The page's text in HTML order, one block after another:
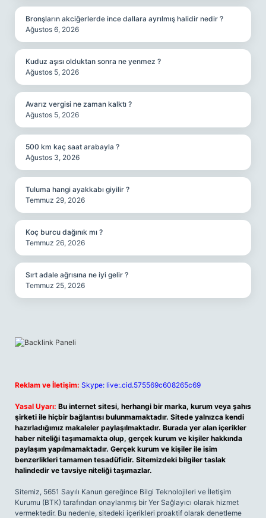
Bronşların akciğerlerde ince dallara ayrılmış halidir nedir ?
Ağustos 6, 2026
Kuduz aşısı olduktan sonra ne yenmez ?
Ağustos 5, 2026
Avarız vergisi ne zaman kalktı ?
Ağustos 5, 2026
500 km kaç saat arabayla ?
Ağustos 3, 2026
Tuluma hangi ayakkabı giyilir ?
Temmuz 29, 2026
Koç burcu dağınık mı ?
Temmuz 26, 2026
Sırt adale ağrısına ne iyi gelir ?
Temmuz 25, 2026
Reklam ve İletişim: Skype: live:.cid.575569c608265c69
Yasal Uyarı: Bu internet sitesi, herhangi bir marka, kurum veya şahıs
şirketi ile hiçbir bağlantısı bulunmamaktadır. Sitede yalnızca kendi
hazırladığımız makaleler paylaşılmaktadır. Burada yer alan içerikler
haber niteliği taşımamakta olup, gerçek kurum ve kişiler hakkında
paylaşım yapılmamaktadır. Gerçek kurum ve kişiler ile isim
benzerlikleri tamamen tesadüfidir. Sitemizdeki bilgiler taslak
halindedir ve tavsiye niteliği taşımazlar.
Sitemiz, 5651 Sayılı Kanun gereğince Bilgi Teknolojileri ve İletişim
Kurumu (BTK) tarafından onaylanmış bir Yer Sağlayıcı olarak hizmet
vermektedir. Bu nedenle, sitedeki içerikleri proaktif olarak denetleme